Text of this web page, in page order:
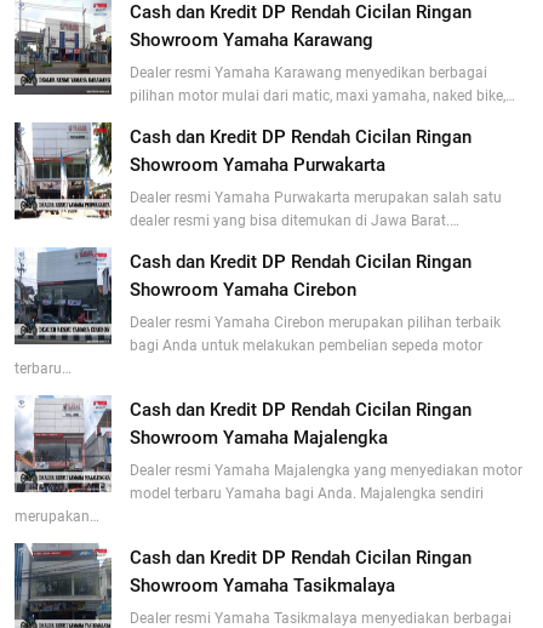
Cash dan Kredit DP Rendah Cicilan Ringan
Showroom Yamaha Karawang
Dealer resmi Yamaha Karawang menyedikan berbagai
pilihan motor mulai dari matic, maxi yamaha, naked bike,…
Cash dan Kredit DP Rendah Cicilan Ringan
Showroom Yamaha Purwakarta
Dealer resmi Yamaha Purwakarta merupakan salah satu
dealer resmi yang bisa ditemukan di Jawa Barat.…
Cash dan Kredit DP Rendah Cicilan Ringan
Showroom Yamaha Cirebon
Dealer resmi Yamaha Cirebon merupakan pilihan terbaik
bagi Anda untuk melakukan pembelian sepeda motor
terbaru…
Cash dan Kredit DP Rendah Cicilan Ringan
Showroom Yamaha Majalengka
Dealer resmi Yamaha Majalengka yang menyediakan motor
model terbaru Yamaha bagi Anda. Majalengka sendiri
merupakan…
Cash dan Kredit DP Rendah Cicilan Ringan
Showroom Yamaha Tasikmalaya
Dealer resmi Yamaha Tasikmalaya menyediakan berbagai